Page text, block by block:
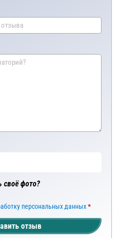
своё фото?
персональных данных
отзыв